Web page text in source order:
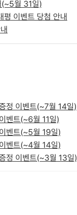
(~5월 31일)
이벤트 당첨 안내
정 이벤트(~7월 14일)
벤트(~6월 11일)
벤트(~5월 19일)
벤트(~4월 14일)
정 이벤트(~3월 13일)